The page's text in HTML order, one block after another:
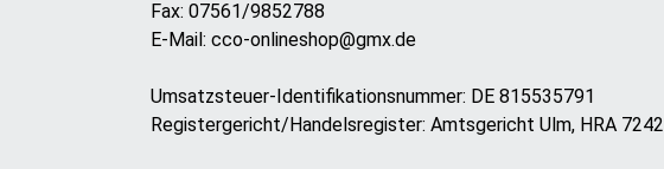
Fax: 07561/9852788
E-Mail: cco-onlineshop@gmx.de
Umsatzsteuer-Identifikationsnummer: DE 815535791
Registergericht/Handelsregister: Amtsgericht Ulm, HRA